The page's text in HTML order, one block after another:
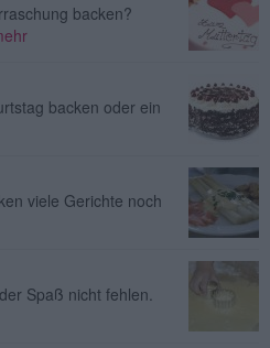
backen?
backen oder ein
viele Gerichte noch
Spaß nicht fehlen.